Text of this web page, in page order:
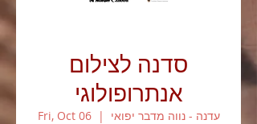
סדנה לצילום
אנתרופולוגי
Fri, Oct 06
  |
עדנה - נווה מדבר יפואי